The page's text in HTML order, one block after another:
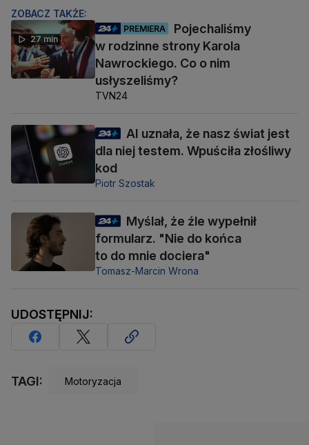
ZOBACZ TAKŻE:
27 min
PREMIERA
Pojechaliśmy
w rodzinne strony Karola
Nawrockiego. Co o nim
usłyszeliśmy?
TVN24
AI uznała, że nasz świat jest
dla niej testem. Wpuściła złośliwy
kod
Piotr Szostak
Myślał, że źle wypełnił
formularz. "Nie do końca
to do mnie dociera"
Tomasz-Marcin Wrona
UDOSTĘPNIJ:
TAGI: Motoryzacja